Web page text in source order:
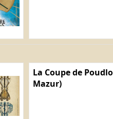
La Coupe de
Mazur)